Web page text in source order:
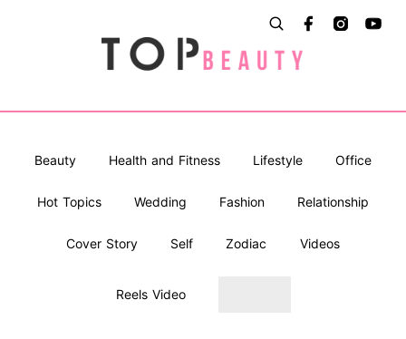
Beauty Health and Fitness Lifestyle Office
Hot Topics Wedding Fashion Relationship
Cover Story Self Zodiac Videos
Reels Video